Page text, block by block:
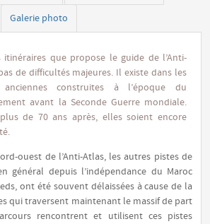
Galerie photo
itinéraires que propose le guide de l’Anti-
de difficultés majeures. Il existe dans les
construites à l’époque du
avant la Seconde Guerre mondiale.
de 70 ans après, elles soient encore
ouest de l’Anti-Atlas, les autres pistes de
général depuis l’indépendance du Maroc
ont été souvent délaissées à cause de la
qui traversent maintenant le massif de part
rencontrent et utilisent ces pistes